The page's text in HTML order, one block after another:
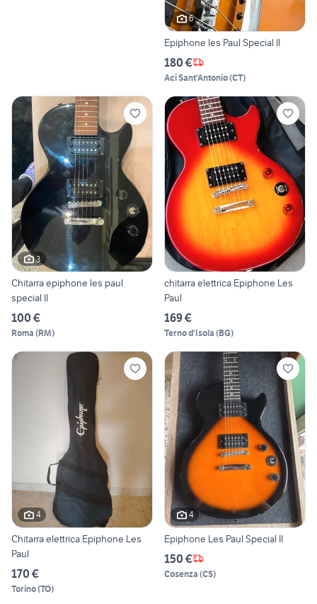
6
Epiphone les Paul Special II
180 €
Aci Sant'Antonio(CT)
3
Chitarra epiphone les paul
special II
100 €
Roma (RM)
chitarra elettrica Epiphone Les
Paul
169 €
Terno d'Isola (BG)
4
Chitarra elettrica Epiphone Les
Paul
170 €
Torino(TO)
4
Epiphone Les Paul Special II
150 €
Cosenza (CS)